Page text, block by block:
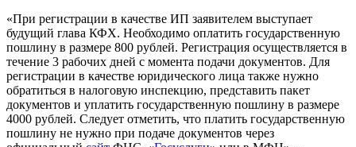
«При регистрации в качестве ИП заявителем выступает
будущий глава КФХ. Необходимо оплатить государственную
пошлину в размере 800 рублей. Регистрация осуществляется в
течение 3 рабочих дней с момента подачи документов. Для
регистрации в качестве юридического лица также нужно
обратиться в налоговую инспекцию, представить пакет
документов и уплатить государственную пошлину в размере
4000 рублей. Следует отметить, что платить государственную
пошлину не нужно при подаче документов через